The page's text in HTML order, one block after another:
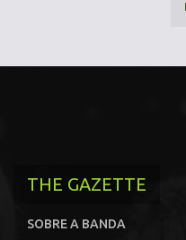
THE GAZETTE
SOBRE A BANDA